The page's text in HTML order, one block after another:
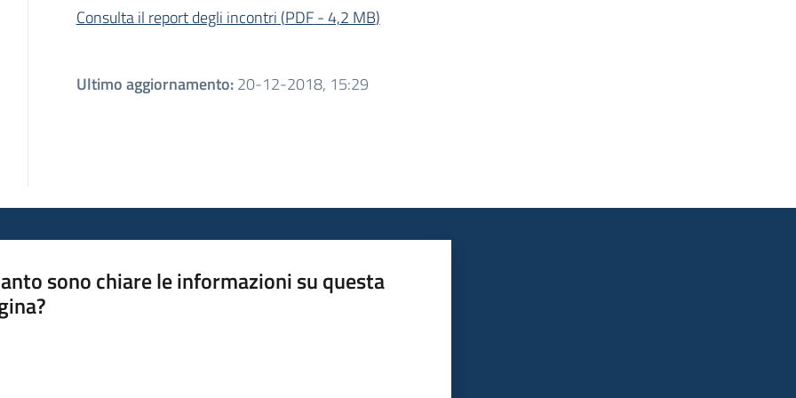
Consulta il report degli incontri (PDF-4,2 MB)
Ultimo aggiornamento:20-12-2018, 15:29
sono chiare le informazioni su questa